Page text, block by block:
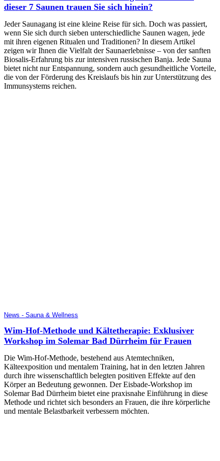
dieser 7 Saunen trauen Sie sich hinein?
Jeder Saunagang ist eine kleine Reise für sich. Doch was passiert,
wenn Sie sich durch sieben unterschiedliche Saunen wagen, jede
mit ihren eigenen Ritualen und Traditionen? In diesem Artikel
zeigen wir Ihnen die Vielfalt der Saunaerlebnisse – von der sanften
Biosalis-Erfahrung bis zur intensiven russischen Banja. Jede Sauna
bietet nicht nur Entspannung, sondern auch gesundheitliche Vorteile,
die von der Förderung des Kreislaufs bis hin zur Unterstützung des
Immunsystems reichen.
News - Sauna & Wellness
Wim-Hof-Methode und Kältetherapie: Exklusiver
Workshop im Solemar Bad Dürrheim für Frauen
Die Wim-Hof-Methode, bestehend aus Atemtechniken,
Kälteexposition und mentalem Training, hat in den letzten Jahren
durch ihre wissenschaftlich belegten positiven Effekte auf den
Körper an Bedeutung gewonnen. Der Eisbade-Workshop im
Solemar Bad Dürrheim bietet eine praxisnahe Einführung in diese
Methode und richtet sich besonders an Frauen, die ihre körperliche
und mentale Belastbarkeit verbessern möchten.